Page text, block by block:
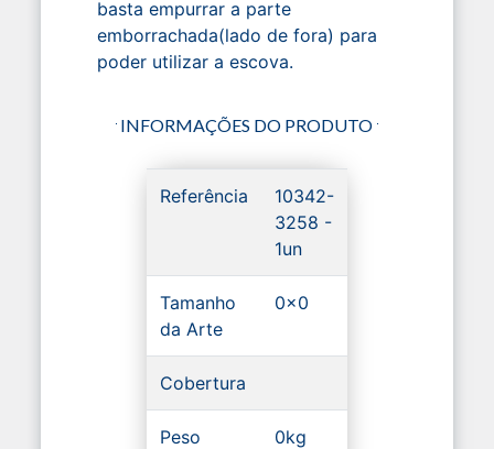
basta empurrar a parte
emborrachada(lado de fora) para
poder utilizar a escova.
INFORMAÇÕES DO PRODUTO
Referência
10342-
3258 -
1un
Tamanho
da Arte
0x0
Cobertura
Peso 0kg